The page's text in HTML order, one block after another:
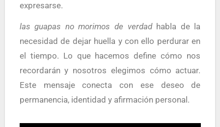
expresarse.
las guapas no morimos de verdadhabla de la
necesidad de dejar huella y con ello perdurar en
el tiempo. Lo que hacemos define cómo nos
recordarán y nosotros elegimos cómo actuar.
Este mensaje conecta con ese deseo de
permanencia, identidad y afirmación personal.